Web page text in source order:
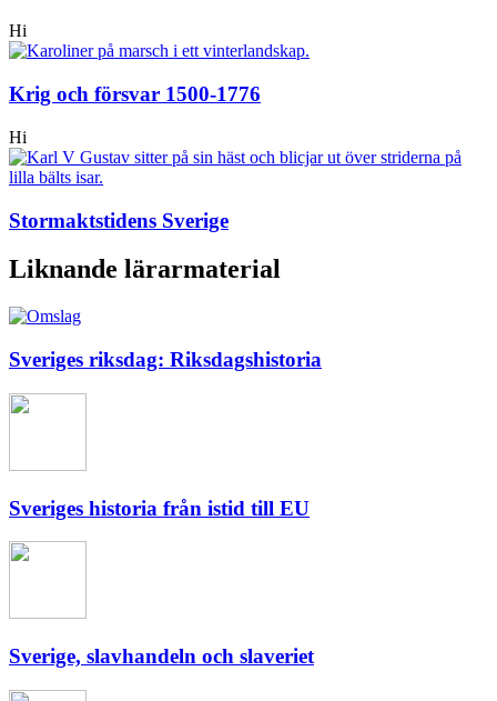
Hi
Krig och försvar 1500-1776
Hi
Stormaktstidens Sverige
Liknande lärarmaterial
Sveriges riksdag: Riksdagshistoria
Sveriges historia från istid till EU
Sverige, slavhandeln och slaveriet